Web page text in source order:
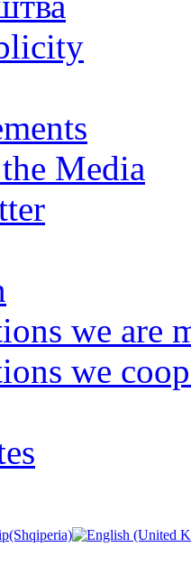
Media
we are
we